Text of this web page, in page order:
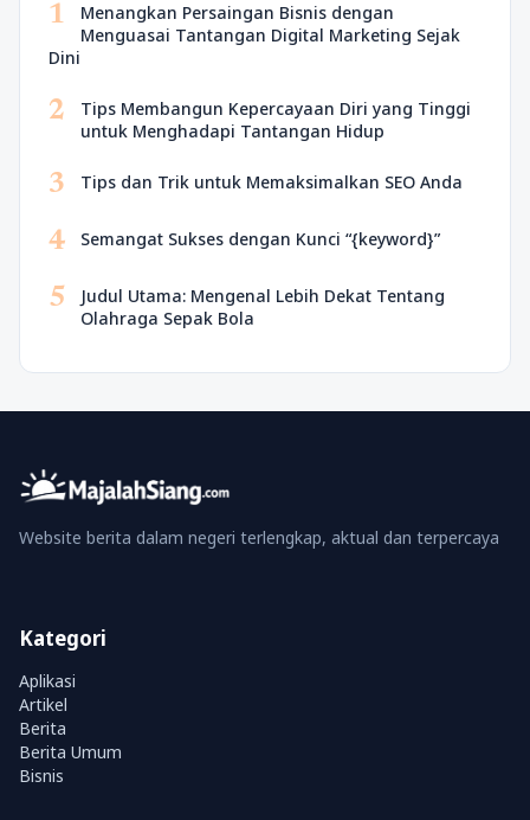
1
Menangkan Persaingan Bisnis dengan
Menguasai Tantangan Digital Marketing Sejak
Dini
2
Tips Membangun Kepercayaan Diri yang Tinggi
untuk Menghadapi Tantangan Hidup
3 Tips dan Trik untuk Memaksimalkan SEO Anda
4 Semangat Sukses dengan Kunci “{keyword}”
5
Judul Utama: Mengenal Lebih Dekat Tentang
Olahraga Sepak Bola
Website berita dalam negeri terlengkap, aktual dan terpercaya
Kategori
Aplikasi
Artikel
Berita
Berita Umum
Bisnis